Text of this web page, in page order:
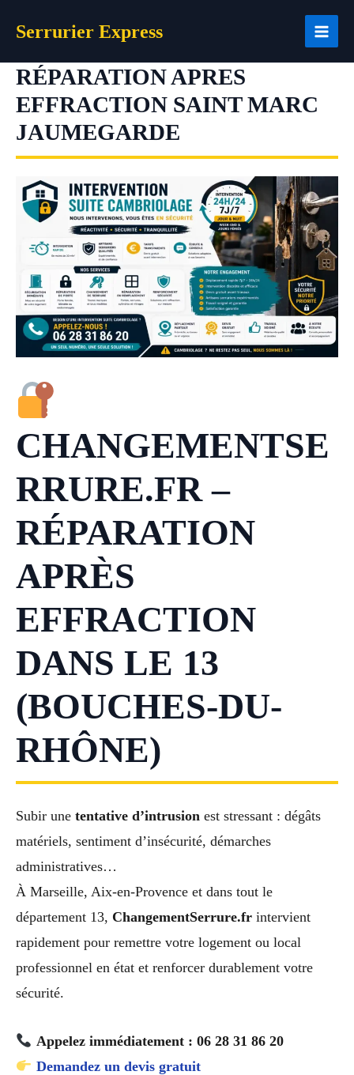
Serrurier Express
RÉPARATION APRES
EFFRACTION SAINT MARC
JAUMEGARDE
CHANGEMENTSE
RRURE.FR –
RÉPARATION
APRÈS
EFFRACTION
DANS LE 13
(BOUCHES-DU-
RHÔNE)
Subir une tentative d’intrusion est stressant : dégâts
matériels, sentiment d’insécurité, démarches
administratives…
À Marseille, Aix-en-Provence et dans tout le
département 13, ChangementSerrure.fr intervient
rapidement pour remettre votre logement ou local
professionnel en état et renforcer durablement votre
sécurité.
Appelez immédiatement : 06 28 31 86 20
Demandez un devis gratuit